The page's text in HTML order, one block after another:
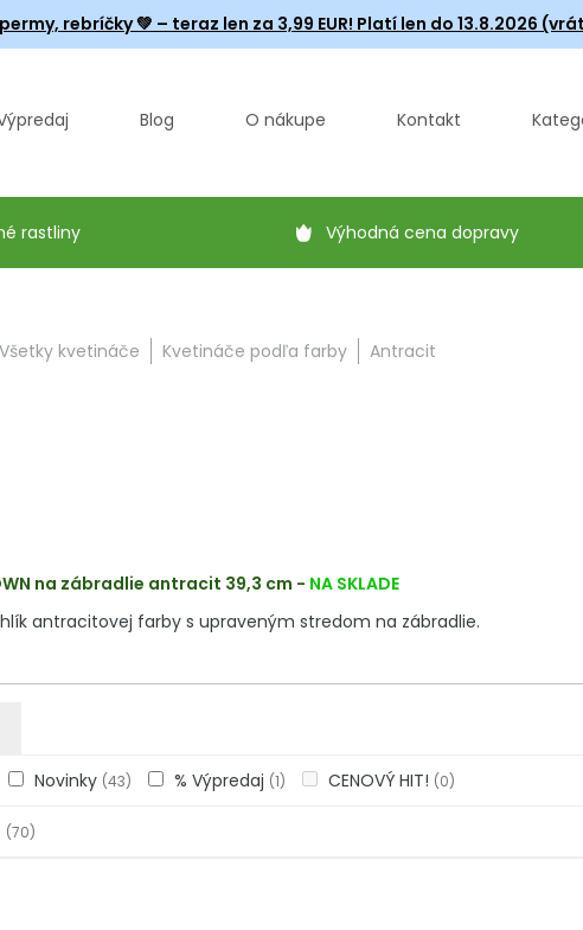
rebríčky💚 – teraz len za 3,99 EUR! Platí len do 13.8.2026
Blog O nákupe Kontakt
rastliny Výhodná cena dopravy
Všetky kvetináče Kvetináče podľa farby Antracit
na zábradlie antracit 39,3 cm - NA SKLADE
antracitovej farby s upraveným stredom na zábradlie.
Novinky (43) % Výpredaj (1) CENOVÝ HIT! (0)
(70)